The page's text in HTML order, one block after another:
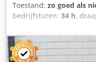
Toestand: zo goed als
bedrijfsturen: 34 h,
18 * EX * Pyroban - 3G /
ID:24032.0261
Capacity:1800 kg